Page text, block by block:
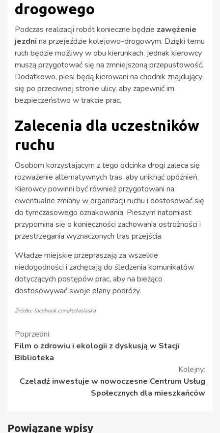
drogowego
Podczas realizacji robót konieczne będzie zawężenie
jezdni na przejeździe kolejowo-drogowym. Dzięki temu
ruch będzie możliwy w obu kierunkach, jednak kierowcy
muszą przygotować się na zmniejszoną przepustowość.
Dodatkowo, piesi będą kierowani na chodnik znajdujący
się po przeciwnej stronie ulicy, aby zapewnić im
bezpieczeństwo w trakcie prac.
Zalecenia dla uczestników
ruchu
Osobom korzystającym z tego odcinka drogi zaleca się
rozważenie alternatywnych tras, aby uniknąć opóźnień.
Kierowcy powinni być również przygotowani na
ewentualne zmiany w organizacji ruchu i dostosować się
do tymczasowego oznakowania. Pieszym natomiast
przypomina się o konieczności zachowania ostrożności i
przestrzegania wyznaczonych tras przejścia.
Władze miejskie przepraszają za wszelkie
niedogodności i zachęcają do śledzenia komunikatów
dotyczących postępów prac, aby na bieżąco
dostosowywać swoje plany podróży.
Źródło: facebook.com/rudaslaska
Kontynuuj
czytanie
Poprzedni:
Film o zdrowiu i ekologii z dyskusją w Stacji
Biblioteka
Kolejny:
Czeladź inwestuje w nowoczesne Centrum Usług
Społecznych dla mieszkańców
Powiązane wpisy